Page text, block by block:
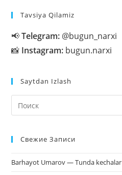
Tavsiya Qilamiz
📢Telegram: @bugun_narxi
📸 Instagram: bugun.narxi
Saytdan Izlash
Свежие Записи
Barhayot Umarov — Tunda kechalar